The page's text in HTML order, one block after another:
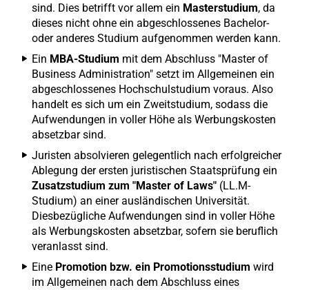
sind. Dies betrifft vor allem ein Masterstudium, da
dieses nicht ohne ein abgeschlossenes Bachelor-
oder anderes Studium aufgenommen werden kann.
Ein MBA-Studium mit dem Abschluss "Master of
Business Administration" setzt im Allgemeinen ein
abgeschlossenes Hochschulstudium voraus. Also
handelt es sich um ein Zweitstudium, sodass die
Aufwendungen in voller Höhe als Werbungskosten
absetzbar sind.
Juristen absolvieren gelegentlich nach erfolgreicher
Ablegung der ersten juristischen Staatsprüfung ein
Zusatzstudium zum "Master of Laws" (LL.M-
Studium) an einer ausländischen Universität.
Diesbezügliche Aufwendungen sind in voller Höhe
als Werbungskosten absetzbar, sofern sie beruflich
veranlasst sind.
Eine Promotion bzw. ein Promotionsstudium wird
im Allgemeinen nach dem Abschluss eines